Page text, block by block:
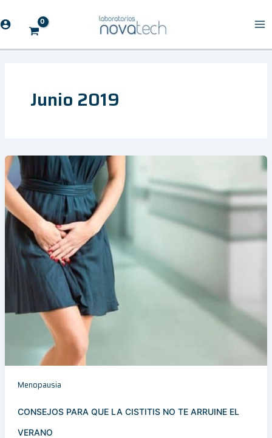
al
contenido
Junio 2019
Menopausia
CONSEJOS PARA QUE LA CISTITIS NO TE ARRUINE EL
VERANO